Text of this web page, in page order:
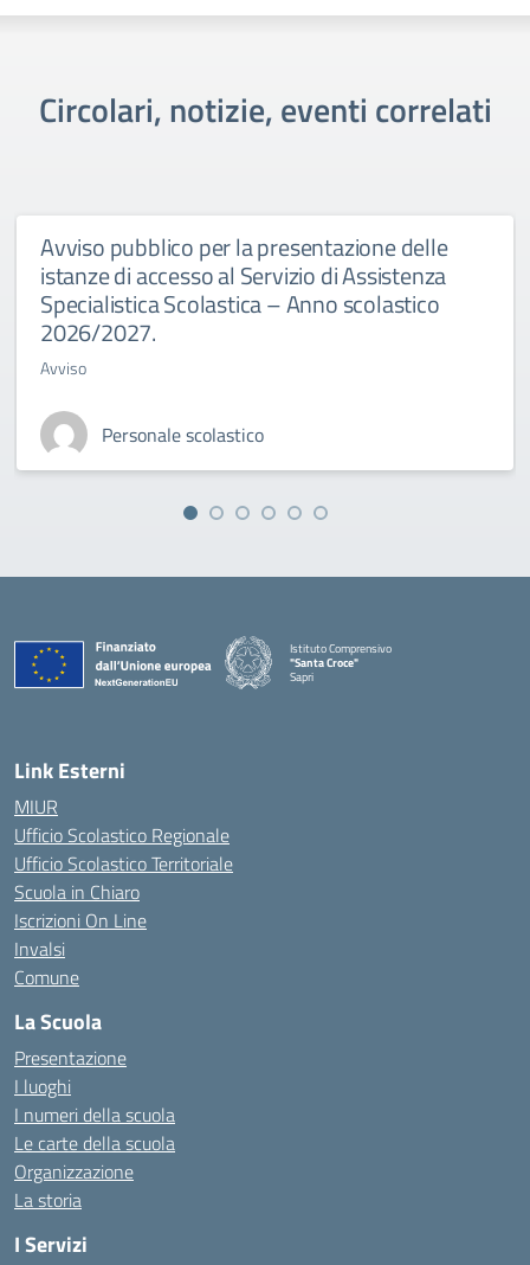
Circolari, notizie, eventi correlati
Avviso pubblico per la presentazione delle
istanze di accesso al Servizio di Assistenza
Specialistica Scolastica – Anno scolastico
2026/2027.
Avviso
Personale scolastico
Istituto Comprensivo
"Santa Croce"
Sapri
— Visita la pagina iniziale della scuola
Link Esterni
MIUR
Ufficio Scolastico Regionale
Ufficio Scolastico Territoriale
Scuola in Chiaro
Iscrizioni On Line
Invalsi
Comune
La Scuola
Presentazione
I luoghi
I numeri della scuola
Le carte della scuola
Organizzazione
La storia
I Servizi